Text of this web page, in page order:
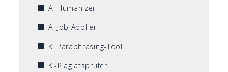
AI Humanizer
AI Job Applier
KI Paraphrasing-Tool
KI-Plagiatsprüfer